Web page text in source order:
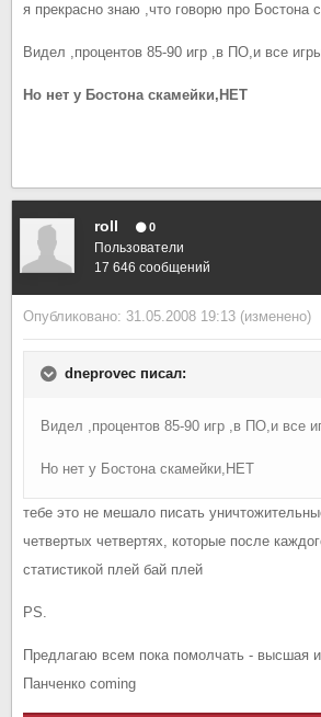
я прекрасно знаю ,что говорю про Бостона
Видел ,процентов 85-90 игр ,в ПО,и все
Но нет у Бостона скамейки,НЕТ
roll 0
Пользователи
17 646 сообщений
Опубликовано: 31.05.2008 19:13 (изменено)
dneprovec писал:
Видел ,процентов 85-90 игр ,в ПО,и все
Но нет у Бостона скамейки,НЕТ
тебе это не мешало писать
четвертых четвертях, которые после
статистикой плей бай плей
PS.
Предлагаю всем пока помолчать - высшая
Панченко coming